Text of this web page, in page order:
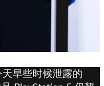
天早些时候泄露的